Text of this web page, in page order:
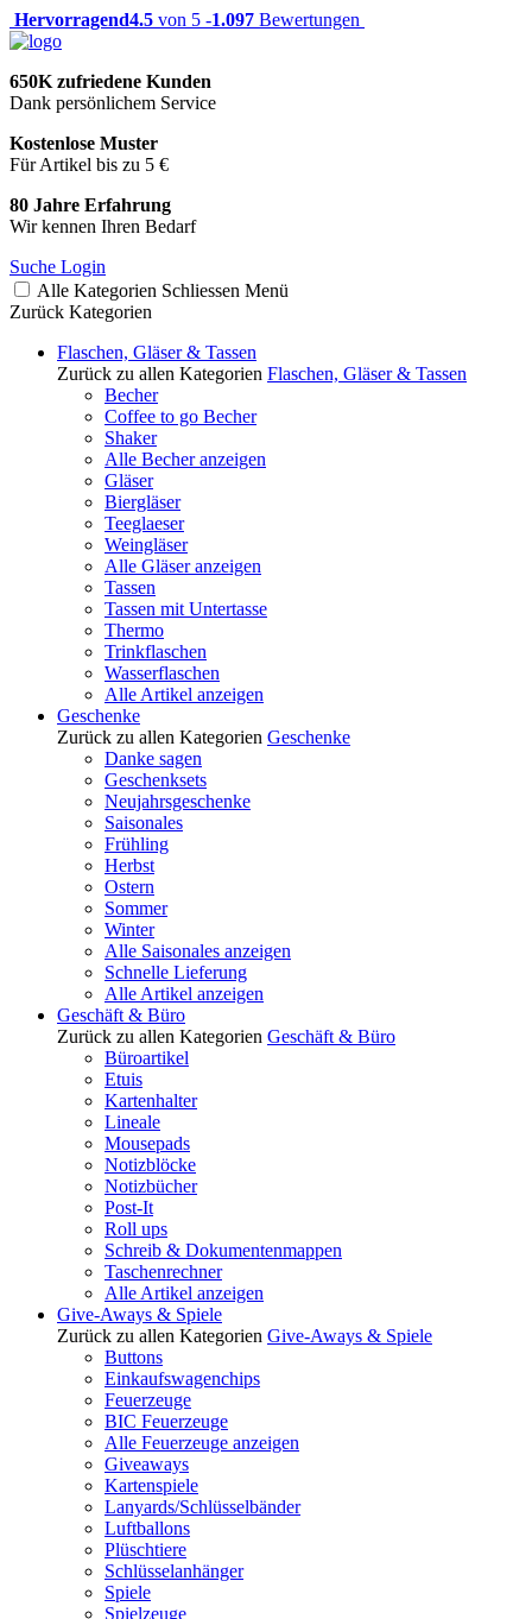
Hervorragend4.5 von 5 -1.097 Bewertungen
650K zufriedene Kunden
Dank persönlichem Service
Kostenlose Muster
Für Artikel bis zu 5 €
80 Jahre Erfahrung
Wir kennen Ihren Bedarf
Suche Login
Alle Kategorien Schliessen Menü
Zurück Kategorien
Flaschen, Gläser & Tassen
Zurück zu allen Kategorien Flaschen, Gläser & Tassen
Becher
Coffee to go Becher
Shaker
Alle Becher anzeigen
Gläser
Biergläser
Teeglaeser
Weingläser
Alle Gläser anzeigen
Tassen
Tassen mit Untertasse
Thermo
Trinkflaschen
Wasserflaschen
Alle Artikel anzeigen
Geschenke
Zurück zu allen Kategorien Geschenke
Danke sagen
Geschenksets
Neujahrsgeschenke
Saisonales
Frühling
Herbst
Ostern
Sommer
Winter
Alle Saisonales anzeigen
Schnelle Lieferung
Alle Artikel anzeigen
Geschäft & Büro
Zurück zu allen Kategorien Geschäft & Büro
Büroartikel
Etuis
Kartenhalter
Lineale
Mousepads
Notizblöcke
Notizbücher
Post-It
Roll ups
Schreib & Dokumentenmappen
Taschenrechner
Alle Artikel anzeigen
Give-Aways & Spiele
Zurück zu allen Kategorien Give-Aways & Spiele
Buttons
Einkaufswagenchips
Feuerzeuge
BIC Feuerzeuge
Alle Feuerzeuge anzeigen
Giveaways
Kartenspiele
Lanyards/Schlüsselbänder
Luftballons
Plüschtiere
Schlüsselanhänger
Spiele
Spielzeuge